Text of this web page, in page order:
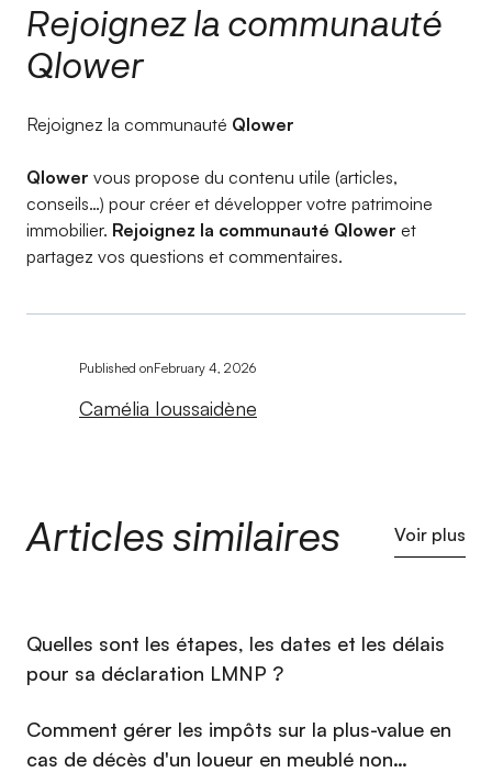
Rejoignez la communauté
Qlower
Rejoignez la communauté Qlower
Qlower vous propose du contenu utile (articles,
conseils…) pour créer et développer votre patrimoine
immobilier. Rejoignez la communauté Qlower et
partagez vos questions et commentaires.
Published onFebruary 4, 2026
Camélia Ioussaidène
Articles similaires Voir plus
⁠Quelles sont les étapes, les dates et les délais
pour sa déclaration LMNP ?
Comment gérer les impôts sur la plus-value en
cas de décès d'un loueur en meublé non